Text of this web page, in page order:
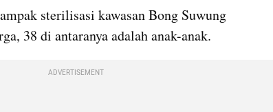
sterilisasi kawasan Bong Suwung
38 di antaranya adalah anak-anak.
ADVERTISEMENT